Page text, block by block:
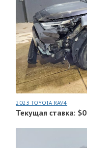
2023 TOYOTA RAV4
Текущая ставка: $0